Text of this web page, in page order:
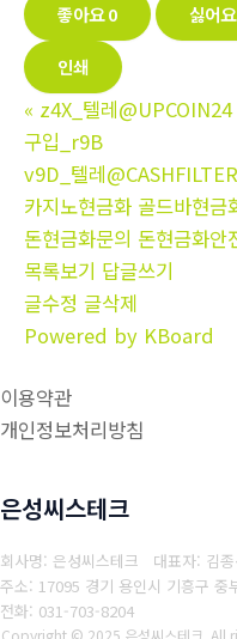
좋아요0 싫어요
인쇄
« z4X_텔레
구입_r9B
v9D_텔레
카지노현금화 골드바현
돈현금화문의 돈현금화
목록보기 답글쓰기
글수정 글삭제
Powered by KBoard
이용약관
개인정보처리방침
은성씨스테크
회사명: 은성씨스테크 대표자: 김종
주소: 17095 경기 용인시 기흥구 중
전화: 031-703-8204
Copyright © 2025 은성씨스테크. All